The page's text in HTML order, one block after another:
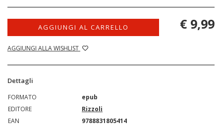
AGGIUNGI AL CARRELLO
AGGIUNGI ALLA WISHLIST
€ 9,99
Dettagli
FORMATO
epub
EDITORE
Rizzoli
EAN
9788831805414